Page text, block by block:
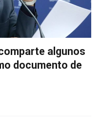
algunos
documento de